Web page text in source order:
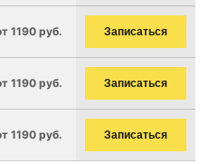
1190 руб. Записаться
1190 руб. Записаться
1190 руб. Записаться